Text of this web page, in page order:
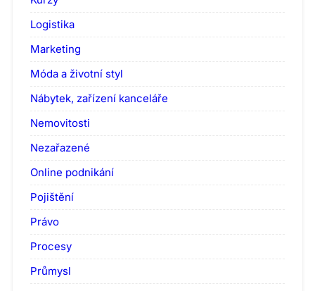
Logistika
Marketing
Móda a životní styl
Nábytek, zařízení kanceláře
Nemovitosti
Nezařazené
Online podnikání
Pojištění
Právo
Procesy
Průmysl